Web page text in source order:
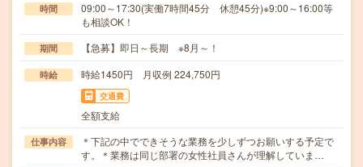
時間
09:00～17:30(実働7時間45分 休憩45分)※9:00～16:00等
も相談OK！
期間 【急募】即日～長期 ※8月～！
時給 時給1450円 月収例 224,750円
交通費
全額支給
仕事内容
＊下記の中でできそうな業務を少しずつお願いする予定で
す。＊業務は同じ部署の女性社員さんが理解していま…